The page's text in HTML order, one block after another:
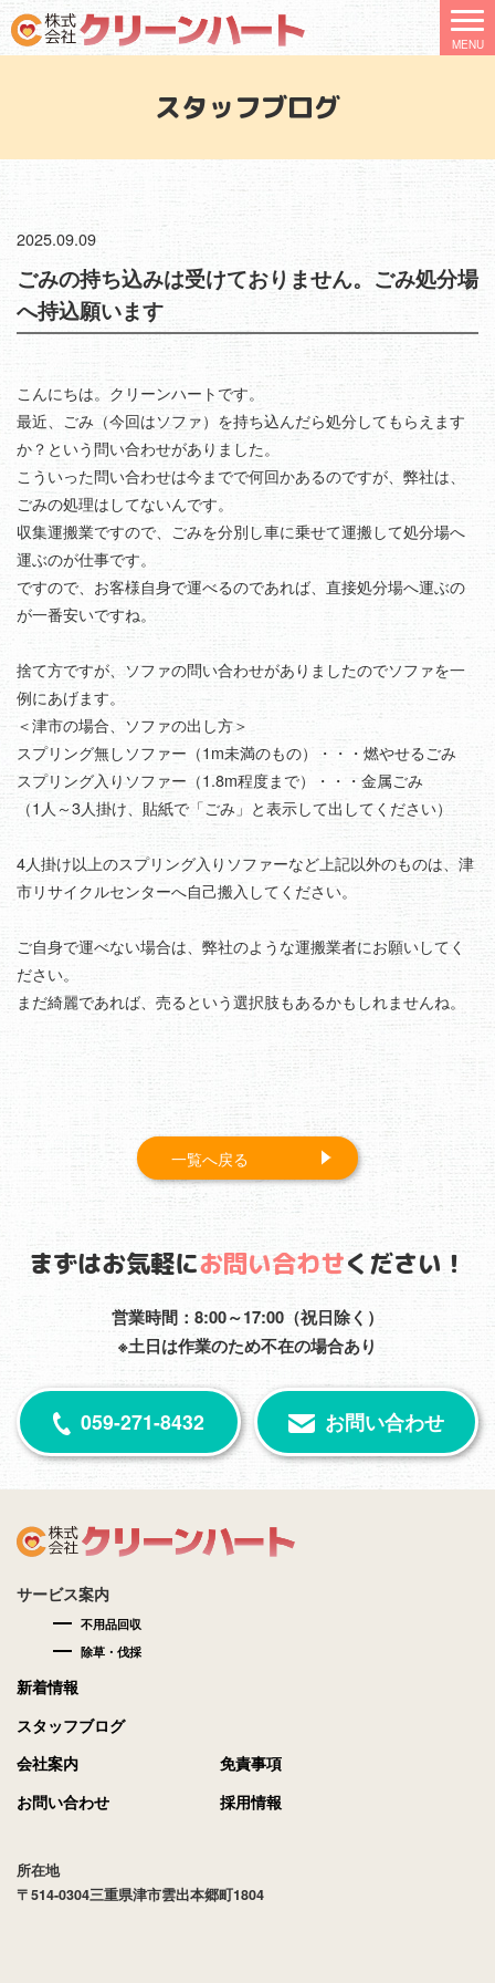
スタッフブログ
2025.09.09
ごみの持ち込みは受けておりません。ごみ処分場
へ持込願います
こんにちは。クリーンハートです。
最近、ごみ（今回はソファ）を持ち込んだら処分してもらえます
か？という問い合わせがありました。
こういった問い合わせは今までで何回かあるのですが、弊社は、
ごみの処理はしてないんです。
収集運搬業ですので、ごみを分別し車に乗せて運搬して処分場へ
運ぶのが仕事です。
ですので、お客様自身で運べるのであれば、直接処分場へ運ぶの
が一番安いですね。
捨て方ですが、ソファの問い合わせがありましたのでソファを一
例にあげます。
＜津市の場合、ソファの出し方＞
スプリング無しソファー（1m未満のもの）・・・燃やせるごみ
スプリング入りソファー（1.8m程度まで）・・・金属ごみ
（1人～3人掛け、貼紙で「ごみ」と表示して出してください）
4人掛け以上のスプリング入りソファーなど上記以外のものは、津
市リサイクルセンターへ自己搬入してください。
ご自身で運べない場合は、弊社のような運搬業者にお願いしてく
ださい。
まだ綺麗であれば、売るという選択肢もあるかもしれませんね。
一覧へ戻る
まずはお気軽にお問い合わせください！
営業時間：8:00～17:00（祝日除く）
※土日は作業のため不在の場合あり
059-271-8432 お問い合わせ
サービス案内
不用品回収
除草・伐採
新着情報
スタッフブログ
会社案内
お問い合わせ
免責事項
採用情報
所在地
〒514-0304三重県津市雲出本郷町1804